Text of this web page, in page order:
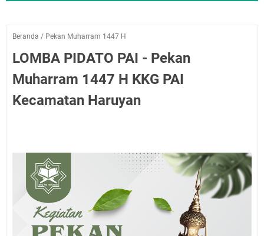
Beranda / Pekan Muharram 1447 H
LOMBA PIDATO PAI - Pekan
Muharram 1447 H KKG PAI
Kecamatan Haruyan